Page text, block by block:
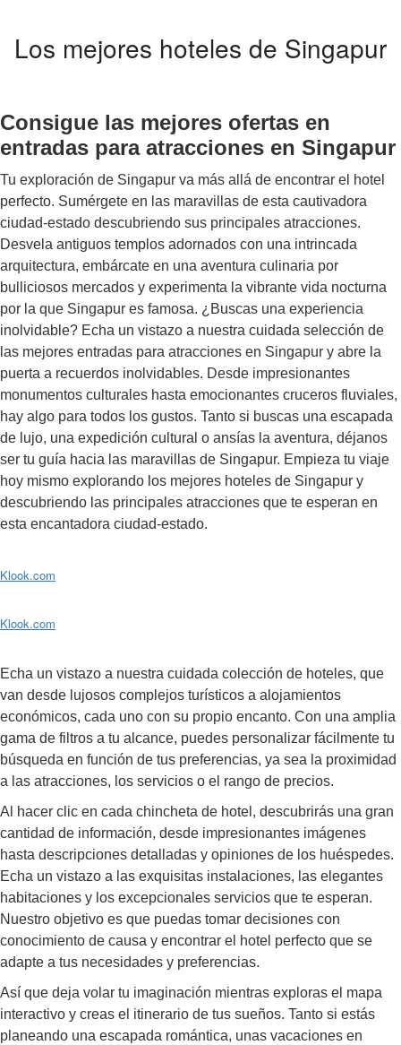
Los mejores hoteles de Singapur
Consigue las mejores ofertas en
entradas para atracciones en Singapur
Tu exploración de Singapur va más allá de encontrar el hotel
perfecto. Sumérgete en las maravillas de esta cautivadora
ciudad-estado descubriendo sus principales atracciones.
Desvela antiguos templos adornados con una intrincada
arquitectura, embárcate en una aventura culinaria por
bulliciosos mercados y experimenta la vibrante vida nocturna
por la que Singapur es famosa. ¿Buscas una experiencia
inolvidable? Echa un vistazo a nuestra cuidada selección de
las mejores entradas para atracciones en Singapur y abre la
puerta a recuerdos inolvidables. Desde impresionantes
monumentos culturales hasta emocionantes cruceros fluviales,
hay algo para todos los gustos. Tanto si buscas una escapada
de lujo, una expedición cultural o ansías la aventura, déjanos
ser tu guía hacia las maravillas de Singapur. Empieza tu viaje
hoy mismo explorando los mejores hoteles de Singapur y
descubriendo las principales atracciones que te esperan en
esta encantadora ciudad-estado.
Klook.com
Klook.com
Echa un vistazo a nuestra cuidada colección de hoteles, que
van desde lujosos complejos turísticos a alojamientos
económicos, cada uno con su propio encanto. Con una amplia
gama de filtros a tu alcance, puedes personalizar fácilmente tu
búsqueda en función de tus preferencias, ya sea la proximidad
a las atracciones, los servicios o el rango de precios.
Al hacer clic en cada chincheta de hotel, descubrirás una gran
cantidad de información, desde impresionantes imágenes
hasta descripciones detalladas y opiniones de los huéspedes.
Echa un vistazo a las exquisitas instalaciones, las elegantes
habitaciones y los excepcionales servicios que te esperan.
Nuestro objetivo es que puedas tomar decisiones con
conocimiento de causa y encontrar el hotel perfecto que se
adapte a tus necesidades y preferencias.
Así que deja volar tu imaginación mientras exploras el mapa
interactivo y creas el itinerario de tus sueños. Tanto si estás
planeando una escapada romántica, unas vacaciones en